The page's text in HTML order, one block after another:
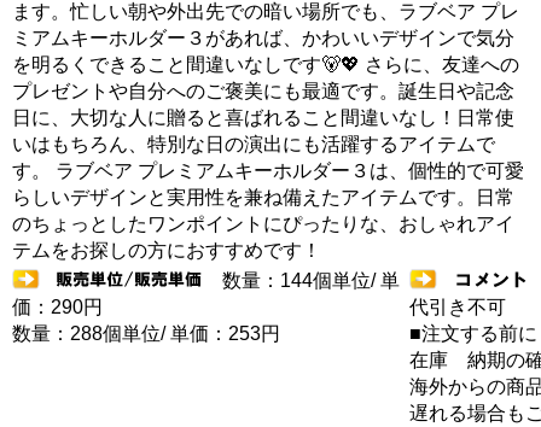
ます。忙しい朝や外出先での暗い場所でも、ラブベア プレ
ミアムキーホルダー３があれば、かわいいデザインで気分
を明るくできること間違いなしです🐻💖 さらに、友達への
プレゼントや自分へのご褒美にも最適です。誕生日や記念
日に、大切な人に贈ると喜ばれること間違いなし！日常使
いはもちろん、特別な日の演出にも活躍するアイテムで
す。 ラブベア プレミアムキーホルダー３は、個性的で可愛
らしいデザインと実用性を兼ね備えたアイテムです。日常
のちょっとしたワンポイントにぴったりな、おしゃれアイ
テムをお探しの方におすすめです！
数量：144個単位/ 単
価：290円
数量：288個単位/ 単価：253円
代引き不可
■注文する前に
在庫 納期の
海外からの商
遅れる場合も